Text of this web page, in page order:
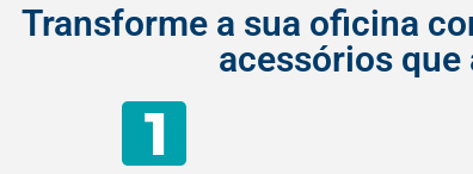
Transforme a sua oficina
acessórios